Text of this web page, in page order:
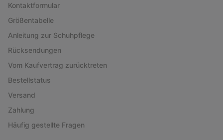
Kontaktformular
Größentabelle
Anleitung zur Schuhpflege
Rücksendungen
Vom Kaufvertrag zurücktreten
Bestellstatus
Versand
Zahlung
Häufig gestellte Fragen